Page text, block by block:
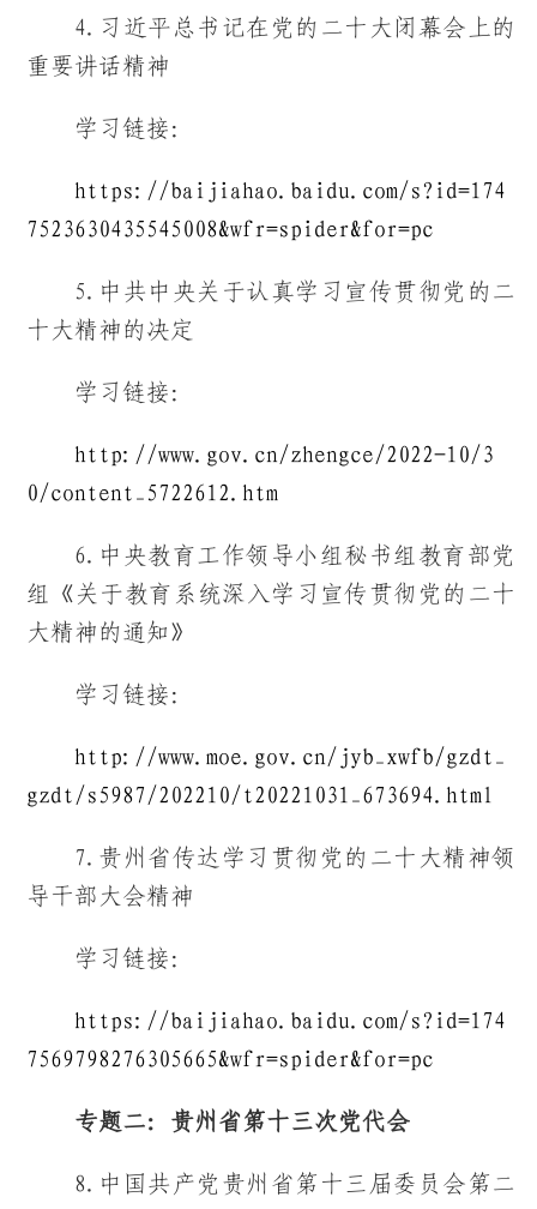
4.习近平总书记在党的二十大闭幕会上的
重要讲话精神
学习链接：
https://baijiahao.baidu.com/s?id=174
7523630435545008&wfr=spider&for=pc
5.中共中央关于认真学习宣传贯彻党的二
十大精神的决定
学习链接：
http://www.gov.cn/zhengce/2022-10/3
0/content_5722612.htm
6.中央教育工作领导小组秘书组教育部党
组《关于教育系统深入学习宣传贯彻党的二十
大精神的通知》
学习链接：
http://www.moe.gov.cn/jyb_xwfb/gzdt_
gzdt/s5987/202210/t20221031_673694.html
7.贵州省传达学习贯彻党的二十大精神领
导干部大会精神
学习链接：
https://baijiahao.baidu.com/s?id=174
7569798276305665&wfr=spider&for=pc
专题二： 贵州省第十三次党代会
8.中国共产党贵州省第十三届委员会第二